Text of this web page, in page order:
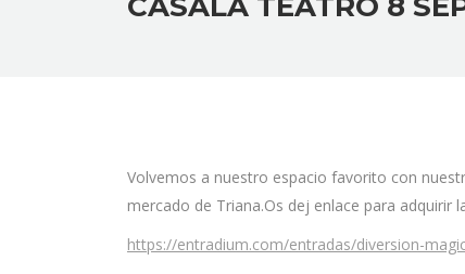
Volvemos a nuestro espacio favorito con
mercado de Triana.Os dej enlace para adquirir
https://entradium.com/entradas/diversion-